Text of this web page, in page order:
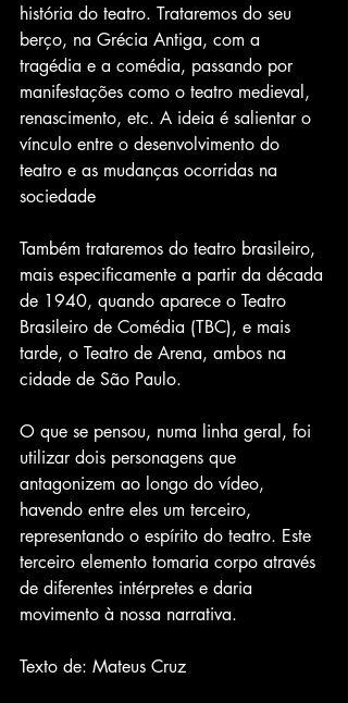
história do teatro. Trataremos do seu
berço, na Grécia Antiga, com a
tragédia e a comédia, passando por
manifestações como o teatro medieval,
renascimento, etc. A ideia é salientar o
vínculo entre o desenvolvimento do
teatro e as mudanças ocorridas na
sociedade
Também trataremos do teatro brasileiro,
mais especificamente a partir da década
de 1940, quando aparece o Teatro
Brasileiro de Comédia (TBC), e mais
tarde, o Teatro de Arena, ambos na
cidade de São Paulo.
O que se pensou, numa linha geral, foi
utilizar dois personagens que
antagonizem ao longo do vídeo,
havendo entre eles um terceiro,
representando o espírito do teatro. Este
terceiro elemento tomaria corpo através
de diferentes intérpretes e daria
movimento à nossa narrativa.
Texto de: Mateus Cruz